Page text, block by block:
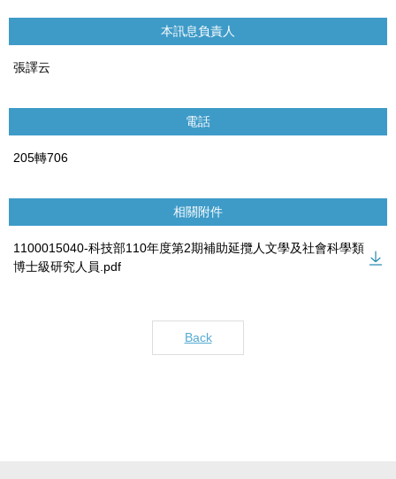
本訊息負責人
張譯云
電話
205轉706
相關附件
1100015040-科技部110年度第2期補助延攬人文學及社會科學類
博士級研究人員.pdf
Back